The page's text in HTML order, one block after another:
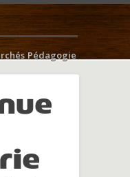
Pédagogie